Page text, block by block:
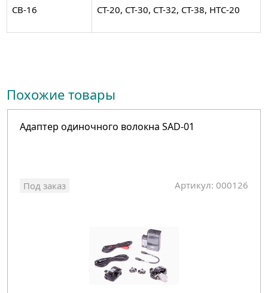
CB-16 CT-20, CT-30, CT-32, CT-38, HTC-20
Похожие товары
Адаптер одиночного волокна SAD-01
Под заказ Артикул: 000126